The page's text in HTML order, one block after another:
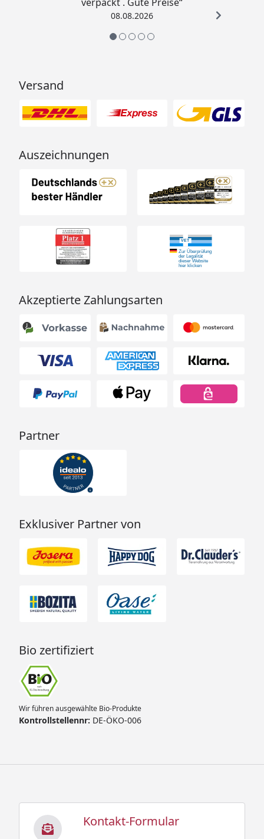
08.08.2026
Versand
Auszeichnungen
Akzeptierte Zahlungsarten
Partner
Exklusiver Partner von
Bio zertifiziert
Wir führen ausgewählte Bio-Produkte
Kontrollstellennr: DE-ÖKO-006
Kontakt-Formular